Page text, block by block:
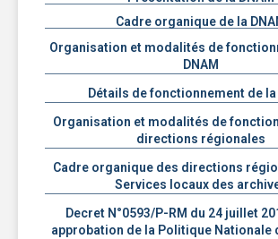
Cadre organique de la
Organisation et modalités de
DNAM
Détails de fonctionnement de la
Organisation et modalités de
directions régionales
Cadre organique des directions
Services locaux des
Decret N°0593/P-RM du 24 juillet
approbation de la Politique Nationale